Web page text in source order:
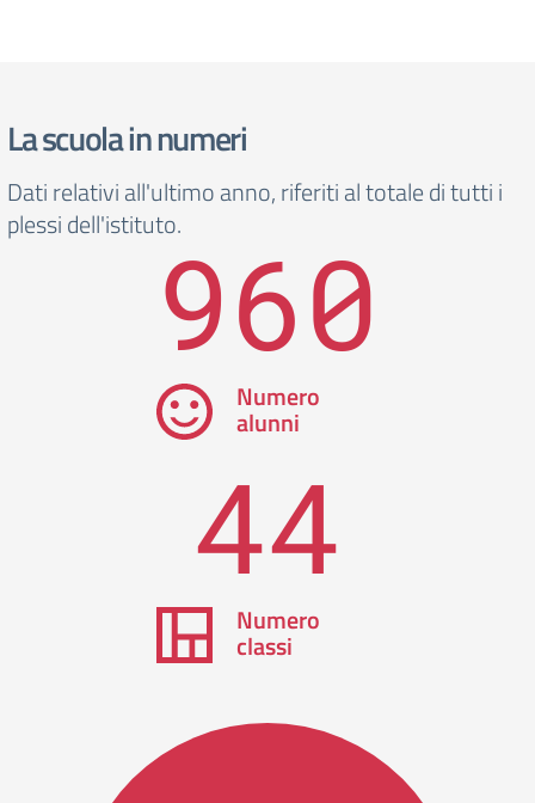
La scuola in numeri
Dati relativi all'ultimo anno, riferiti al totale di tutti i
plessi dell'istituto.960
Numero
alunni
44
Numero
classi